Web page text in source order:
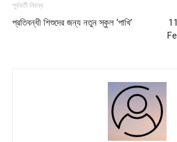
Download
পূর্ববর্তী নিবন্ধ
প্রতিবন্ধী শিশুদের জন্য নতুন স্কুল ‘পাখি’